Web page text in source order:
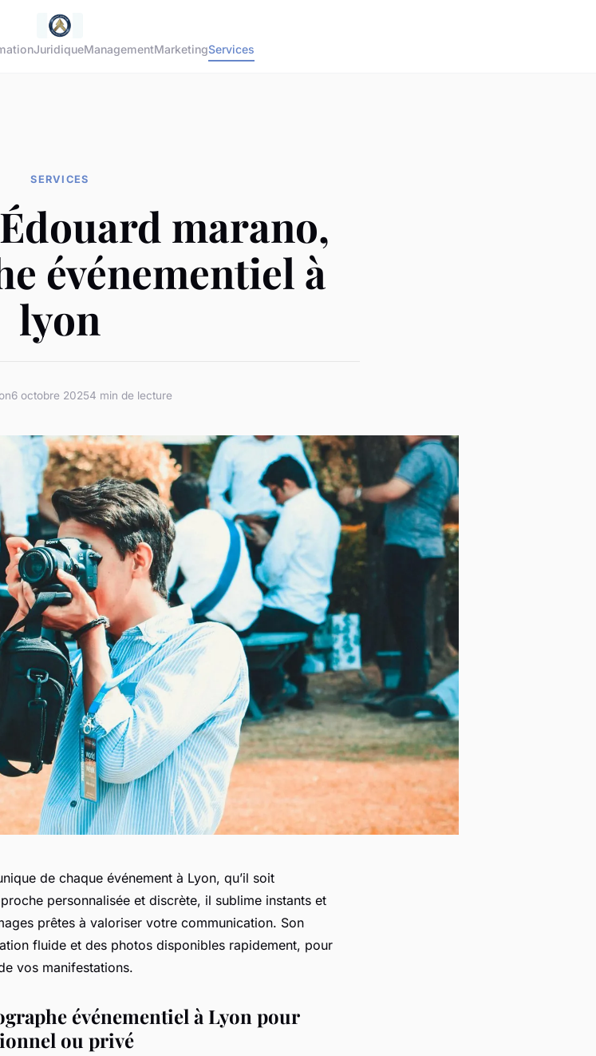
JuridiqueManagementMarketingServices
SERVICES
marano,
événementiel à
lyon
6 octobre 20254 min de lecture
de chaque événement à Lyon, qu’il soit
personnalisée et discrète, il sublime instants et
prêtes à valoriser votre communication. Son
fluide et des photos disponibles rapidement, pour
vos manifestations.
événementiel à Lyon pour
ou privé